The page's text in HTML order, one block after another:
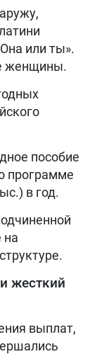
или ты».
женщины.
пособие
программе
в год.
на
жесткий
выплат,